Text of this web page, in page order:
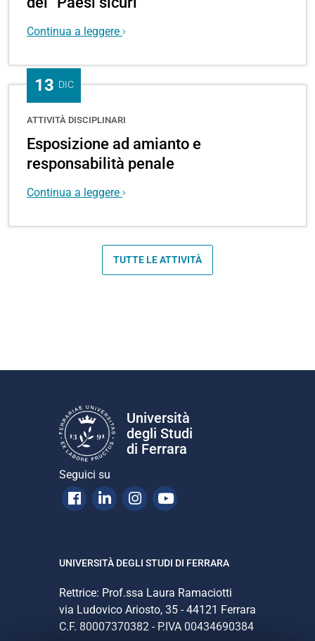
Continua a leggere
13 DIC
ATTIVITÀ DISCIPLINARI
Esposizione ad amianto e
responsabilità penale
1
CFU
Continua a leggere
TUTTE LE ATTIVITÀ
Università
degli Studi
di Ferrara
Seguici su
Facebook
LinkedinInstagram
Youtube
UNIVERSITÀ DEGLI STUDI DI FERRARA
Rettrice: Prof.ssa Laura Ramaciotti
via Ludovico Ariosto, 35 - 44121 Ferrara
C.F. 80007370382 - P.IVA 00434690384